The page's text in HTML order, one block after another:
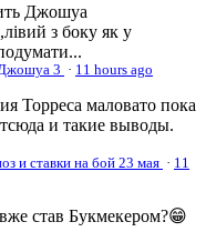
Джошуа
з боку як у
Джошуа 3 · 11 hours ago
Торреса маловато пока
и такие выводы.
и ставки на бой 23 мая · 11
став Букмекером?😁